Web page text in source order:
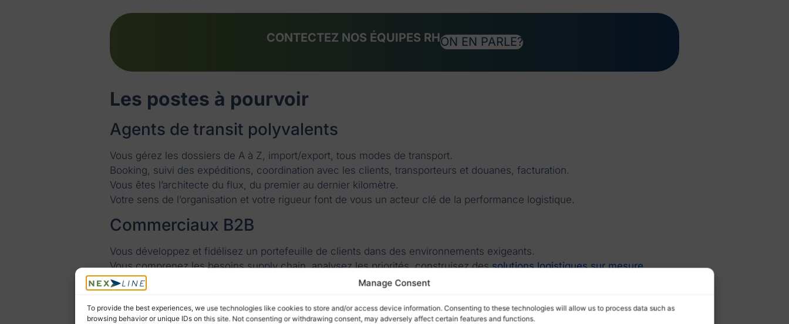
Manage Consent
To provide the best experiences, we use technologies like cookies to store and/or access device information. Consenting to these technologies will allow us to process data such as
browsing behavior or unique IDs on this site. Not consenting or withdrawing consent, may adversely affect certain features and functions.
CONTECTEZ NOS ÉQUIPES RHON EN PARLE?
Les postes à pourvoir
Agents de transit polyvalents
Vous gérez les dossiers de A à Z, import/export, tous modes de transport.
Booking, suivi des expéditions, coordination avec les clients, transporteurs et douanes, facturation.
Vous êtes l’architecte du flux, du premier au dernier kilomètre.
Votre sens de l’organisation et votre rigueur font de vous un acteur clé de la performance logistique.
Commerciaux B2B
Vous développez et fidélisez un portefeuille de clients dans des environnements exigeants.
Vous comprenez les besoins supply chain, analysez les priorités, construisez dessolutions logistiques sur mesure
adaptées à chaque entreprise.
Postulez directement ici.